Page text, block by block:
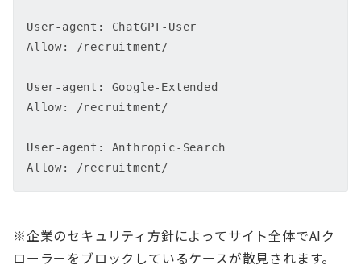
User-agent: ChatGPT-User
Allow: /recruitment/
User-agent: Google-Extended
Allow: /recruitment/
User-agent: Anthropic-Search
※企業のセキュリティ方針によってサイト全体でAIク
ローラーをブロックしているケースが散見されます。